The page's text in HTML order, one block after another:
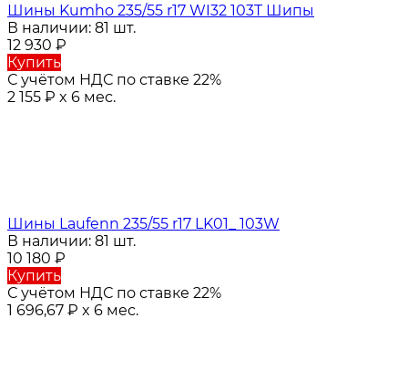
Шины Kumho 235/55 r17 WI32 103T Шипы
В наличии: 81 шт.
12 930 ₽
Купить
С учётом НДС по ставке 22%
2 155 ₽ x 6 мес.
Шины Laufenn 235/55 r17 LK01_ 103W
В наличии: 81 шт.
10 180 ₽
Купить
С учётом НДС по ставке 22%
1 696,67 ₽ x 6 мес.